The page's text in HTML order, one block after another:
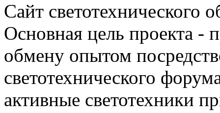
Сайт светотехнического
Основная цель проекта -
обмену опытом
светотехнического
активные светотехники